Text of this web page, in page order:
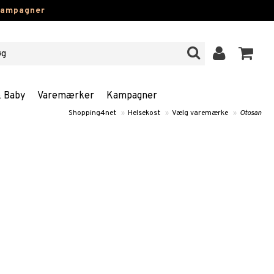
Baby Varemærker Kampagner
Shopping4net » Helsekost » Vælg varemærke » Otosan